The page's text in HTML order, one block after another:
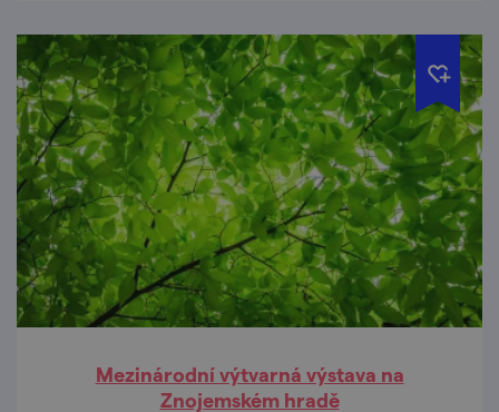
Mezinárodní výtvarná výstava na
Znojemském hradě